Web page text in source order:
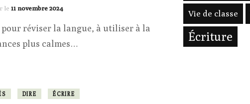
le 11 novembre 2024
pour réviser la langue, à utiliser à la
plus calmes…
DIRE ÉCRIRE
Vie de classe
Écriture